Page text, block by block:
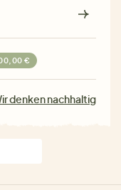
€
denken nachhaltig